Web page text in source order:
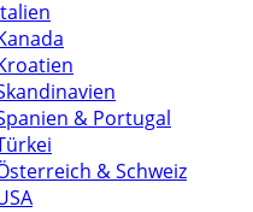
& Portugal
& Schweiz